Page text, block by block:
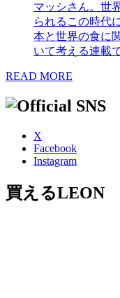
マッシさん。世
られるこの時代
本と世界の食に
いて考える連載
READ MORE
X
Facebook
Instagram
買えるLEON